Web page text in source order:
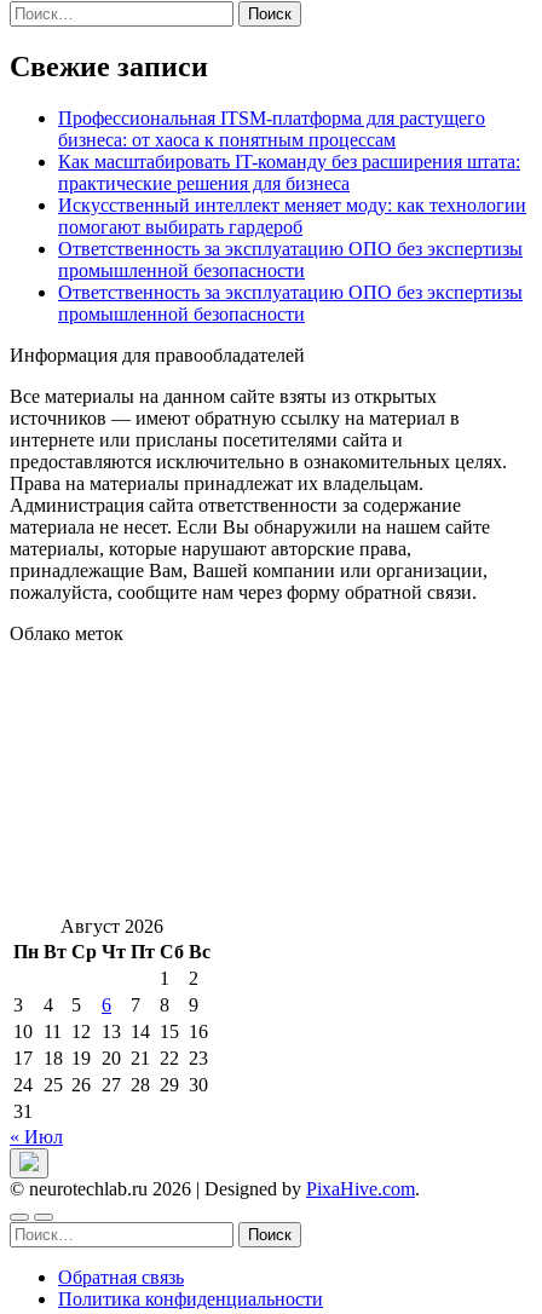
Найти:
Свежие записи
Профессиональная ITSM-платформа для растущего
бизнеса: от хаоса к понятным процессам
Как масштабировать IT-команду без расширения штата:
практические решения для бизнеса
Искусственный интеллект меняет моду: как технологии
помогают выбирать гардероб
Ответственность за эксплуатацию ОПО без экспертизы
промышленной безопасности
Ответственность за эксплуатацию ОПО без экспертизы
промышленной безопасности
Информация для правообладателей
Все материалы на данном сайте взяты из открытых
источников — имеют обратную ссылку на материал в
интернете или присланы посетителями сайта и
предоставляются исключительно в ознакомительных целях.
Права на материалы принадлежат их владельцам.
Администрация сайта ответственности за содержание
материала не несет. Если Вы обнаружили на нашем сайте
материалы, которые нарушают авторские права,
принадлежащие Вам, Вашей компании или организации,
пожалуйста, сообщите нам через форму обратной связи.
Облако меток
Август 2026
Пн Вт Ср Чт Пт Сб Вс
1
2
3
4 5 6 7 8
9
10 11 12 13 14 15 16
17 18 19 20 21 22 23
24 25 26 27 28 29 30
31
« Июл
© neurotechlab.ru 2026 | Designed by PixaHive.com.
Найти:
Обратная связь
Политика конфиденциальности